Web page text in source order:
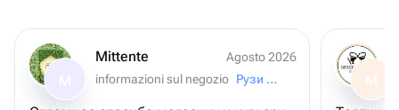
Mittente
Agosto 2026
informazioni sul negozio
Рузи Роз M